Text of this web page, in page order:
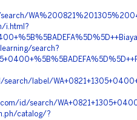
search/
i.html?
search?
label/
id/search/
catalog/?